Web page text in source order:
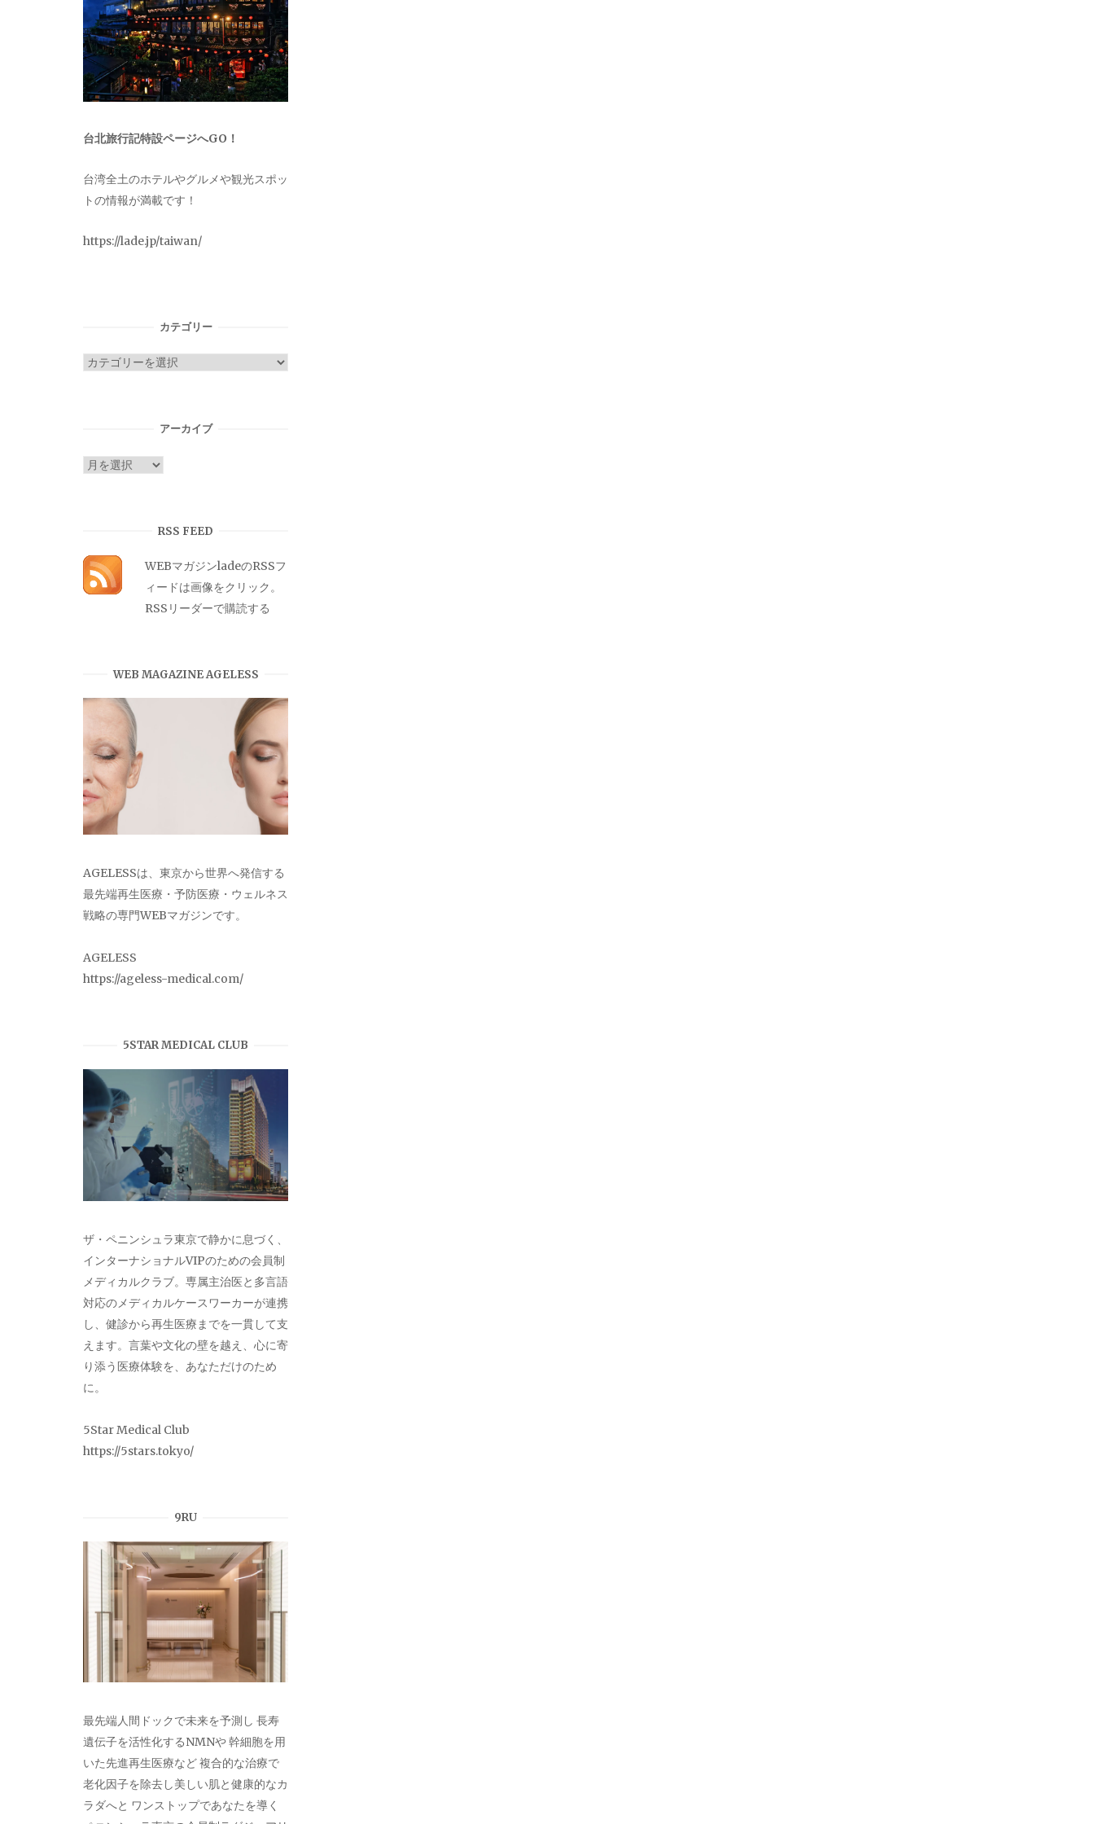
台北旅行記特設ページへGO！
台湾全土のホテルやグルメや観光スポッ
トの情報が満載です！
https://lade.jp/taiwan/
カテゴリー
カ
アーカイブ
ア
RSS FEED
WEBマガジンladeのRSSフ
ィードは画像をクリック。
RSSリーダーで購読する
WEB MAGAZINE AGELESS
AGELESSは、東京から世界へ発信する
最先端再生医療・予防医療・ウェルネス
戦略の専門WEBマガジンです。
AGELESS
https://ageless-medical.com/
5STAR MEDICAL CLUB
ザ・ペニンシュラ東京で静かに息づく、
インターナショナルVIPのための会員制
メディカルクラブ。専属主治医と多言語
対応のメディカルケースワーカーが連携
し、健診から再生医療までを一貫して支
えます。言葉や文化の壁を越え、心に寄
り添う医療体験を、あなただけのため
に。
5Star Medical Club
https://5stars.tokyo/
9RU
最先端人間ドックで未来を予測し 長寿
遺伝子を活性化するNMNや 幹細胞を用
いた先進再生医療など 複合的な治療で
老化因子を除去し美しい肌と健康的なカ
ラダへと ワンストップであなたを導く